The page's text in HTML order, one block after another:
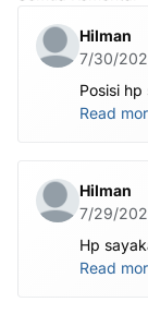
Hilman
7/30/
Posisi hp
.habis
Read
Hilman
7/29/
Hp
ditest
Read